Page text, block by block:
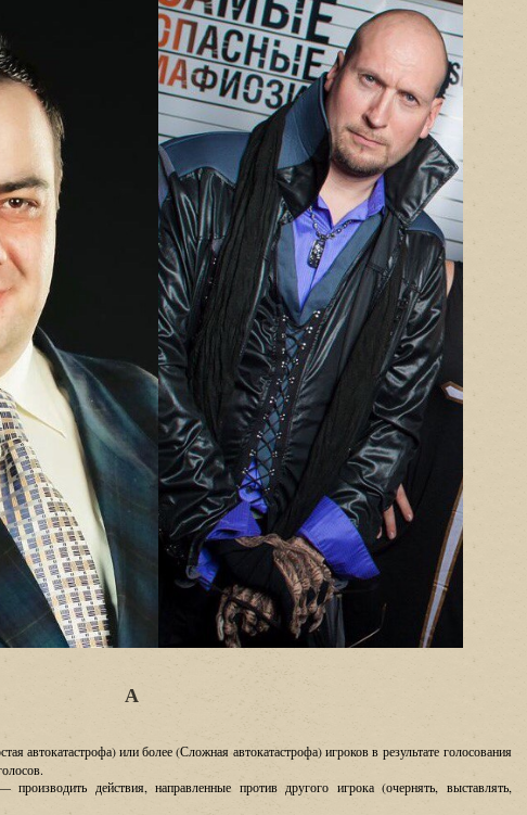
А
автокатастрофа)или более(Сложная автокатастрофа)игроков в результате голосования
.
производить действия,направленные против другого игрока(очернять, выставлять,